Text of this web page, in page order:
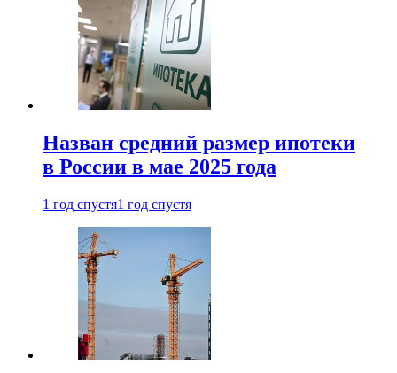
Назван средний размер ипотеки
в России в мае 2025 года
1 год спустя1 год спустя